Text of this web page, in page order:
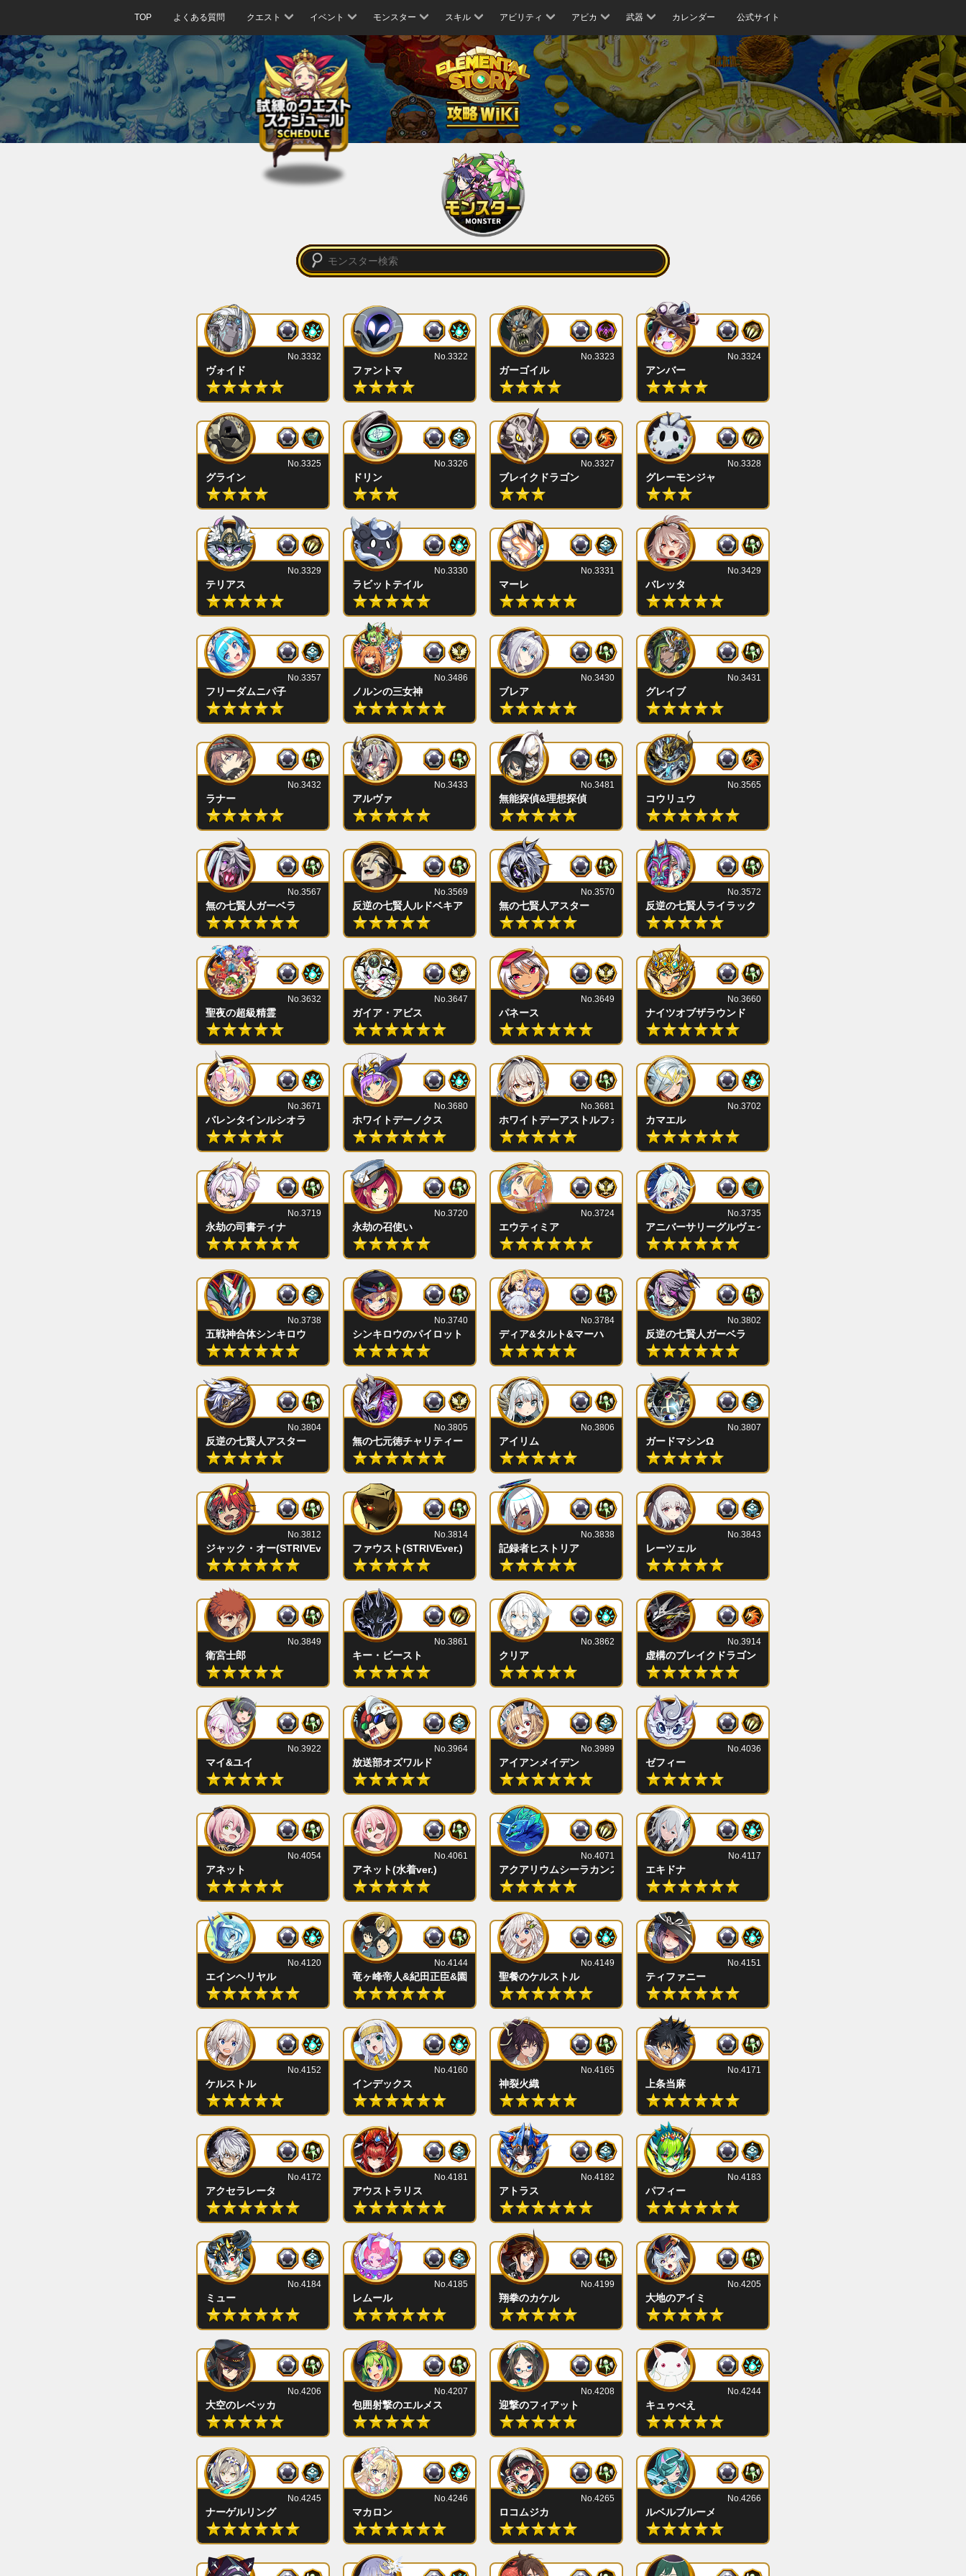
TOP よくある質問 クエスト イベント モンスター スキル アビリティ アビカ 武器 カレンダー 公式サイト
ヴォイド
No.3332
ファントマ
No.3322
ガーゴイル
No.3323
アンバー
No.3324
グライン
No.3325
ドリン
No.3326
ブレイクドラゴン
No.3327
グレーモンジャ
No.3328
テリアス
No.3329
ラビットテイル
No.3330
マーレ
No.3331
バレッタ
No.3429
フリーダムニパ子
No.3357
ノルンの三女神
No.3486
ブレア
No.3430
グレイブ
No.3431
ラナー
No.3432
アルヴァ
No.3433
無能探偵&理想探偵
No.3481
コウリュウ
No.3565
無の七賢人ガーベラ
No.3567
反逆の七賢人ルドベキア
No.3569
無の七賢人アスター
No.3570
反逆の七賢人ライラック
No.3572
聖夜の超級精霊
No.3632
ガイア・アビス
No.3647
パネース
No.3649
ナイツオブザラウンド
No.3660
バレンタインルシオラ
No.3671
ホワイトデーノクス
No.3680
ホワイトデーアストルフォ
No.3681
カマエル
No.3702
永劫の司書ティナ
No.3719
永劫の召使い
No.3720
エウティミア
No.3724
アニバーサリーグルヴェイグ
No.3735
五戦神合体シンキロウ
No.3738
シンキロウのパイロット
No.3740
ディア&タルト&マーハ
No.3784
反逆の七賢人ガーベラ
No.3802
反逆の七賢人アスター
No.3804
無の七元徳チャリティー
No.3805
アイリム
No.3806
ガードマシンΩ
No.3807
ジャック・オー(STRIVEver.)
No.3812
ファウスト(STRIVEver.)
No.3814
記録者ヒストリア
No.3838
レーツェル
No.3843
衛宮士郎
No.3849
キー・ビースト
No.3861
クリア
No.3862
虚構のブレイクドラゴン
No.3914
マイ&ユイ
No.3922
放送部オズワルド
No.3964
アイアンメイデン
No.3989
ゼフィー
No.4036
アネット
No.4054
アネット(水着ver.)
No.4061
アクアリウムシーラカンス
No.4071
エキドナ
No.4117
エインヘリヤル
No.4120
竜ヶ峰帝人&紀田正臣&園原杏里
No.4144
聖餐のケルストル
No.4149
ティファニー
No.4151
ケルストル
No.4152
インデックス
No.4160
神裂火織
No.4165
上条当麻
No.4171
アクセラレータ
No.4172
アウストラリス
No.4181
アトラス
No.4182
パフィー
No.4183
ミュー
No.4184
レムール
No.4185
翔拳のカケル
No.4199
大地のアイミ
No.4205
大空のレベッカ
No.4206
包囲射撃のエルメス
No.4207
迎撃のフィアット
No.4208
キュゥべえ
No.4244
ナーゲルリング
No.4245
マカロン
No.4246
ロコムジカ
No.4265
ルベルブルーメ
No.4266